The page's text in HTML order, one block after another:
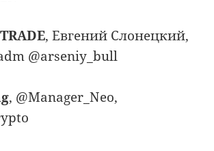
, Евгений Слонецкий,
@arseniy_bull
, @Manager_Neo,